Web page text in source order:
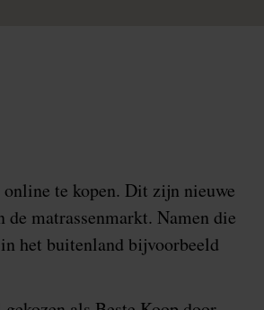
te kopen. Dit zijn nieuwe
matrassenmarkt. Namen die
het buitenland bijvoorbeeld